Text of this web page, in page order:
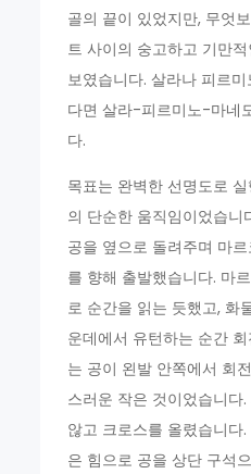
골의 끝이 있었지만, 무엇
트 사이의 숭고하고 기만
보였습니다. 살라나 피르
다면 살라-피르미노-마네
다.
목표는 완벽한 선명도로
의 단순한 움직임이었습니
공을 옆으로 돌려주며 마
를 향해 출발했습니다. 마
로 순간을 읽는 듯했고, 화
운데에서 유턴하는 순간
는 공이 왼발 안쪽에서 회
스러운 작은 것이었습니다
않고 크로스를 올렸습니
은 힘으로 공을 상단 구석